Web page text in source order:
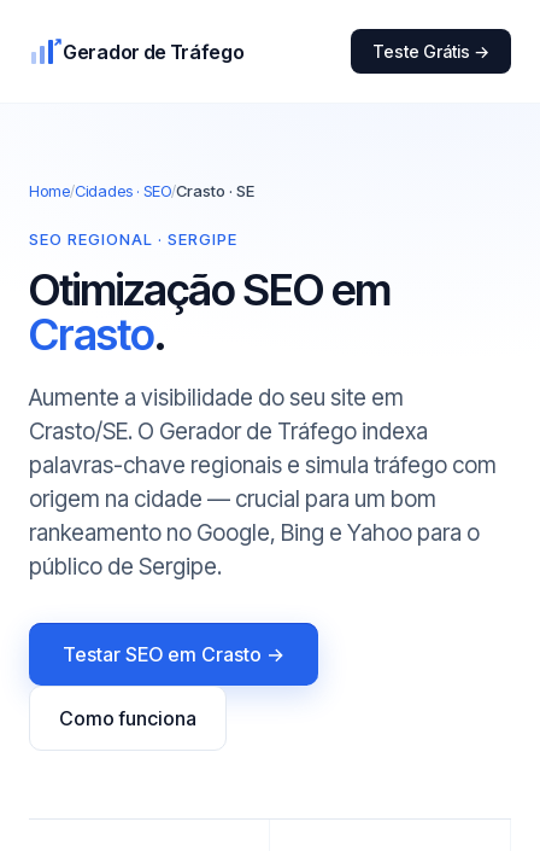
Gerador de Tráfego Teste Grátis →
Home/Cidades · SEO/Crasto · SE
SEO REGIONAL · SERGIPE
Otimização SEO em
Crasto.
Aumente a visibilidade do seu site em
Crasto/SE. O Gerador de Tráfego indexa
palavras-chave regionais e simula tráfego com
origem na cidade — crucial para um bom
rankeamento no Google, Bing e Yahoo para o
público de Sergipe.
Testar SEO em Crasto →
Como funciona